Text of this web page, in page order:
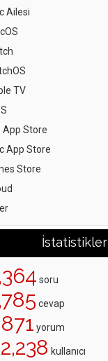
Ailesi
TV
App Store
App Store
Store
İstatistikler
soru
cevap
yorum
kullanıcı